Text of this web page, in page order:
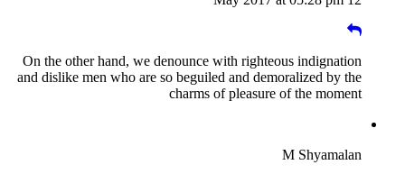
On the other hand, we denounce with righteous indignation
and dislike men who are so beguiled and demoralized by the
charms of pleasure of the moment
M Shyamalan